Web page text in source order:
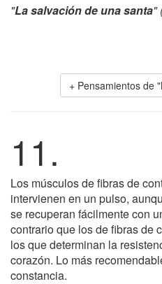
"La salvación de una santa"
+ Pensamientos de "
11.
Los músculos de fibras de
intervienen en un pulso,
se recuperan fácilmente con
contrario que los de fibras de
los que determinan la
corazón. Lo más
constancia.